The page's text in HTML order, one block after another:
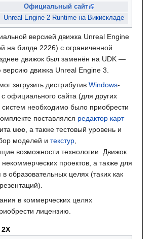
Официальный сайт
Unreal Engine 2 Runtime на Викискладе
версией движка Unreal Engine
на билде 2226) с ограниченной
движок был заменён на UDK —
движка Unreal Engine 3.
загрузить дистрибутив Windows-
официального сайта (для других
необходимо было приобрести
поставлялся редактор карт
ucc, а также тестовый уровень и
моделей и текстур,
возможности технологии. Движок
проектов, а также для
в образовательных целях (таких как
в коммерческих целях
лицензию.